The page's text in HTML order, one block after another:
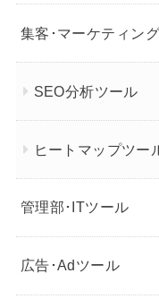
集客･マーケティン
SEO分析ツール
ヒートマップツー
管理部･ITツール
広告･Adツール